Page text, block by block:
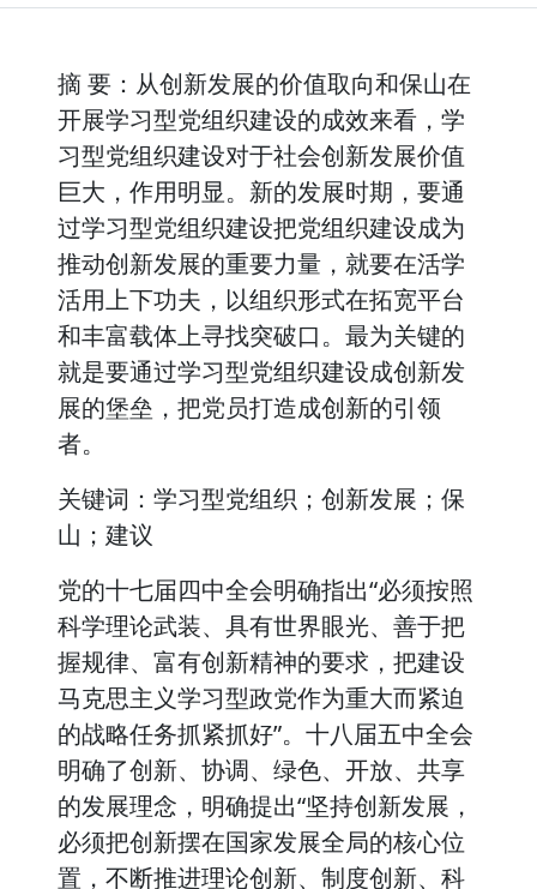
摘 要：从创新发展的价值取向和保山在
开展学习型党组织建设的成效来看，学
习型党组织建设对于社会创新发展价值
巨大，作用明显。新的发展时期，要通
过学习型党组织建设把党组织建设成为
推动创新发展的重要力量，就要在活学
活用上下功夫，以组织形式在拓宽平台
和丰富载体上寻找突破口。最为关键的
就是要通过学习型党组织建设成创新发
展的堡垒，把党员打造成创新的引领
者。
关键词：学习型党组织；创新发展；保
山；建议
党的十七届四中全会明确指出“必须按照
科学理论武装、具有世界眼光、善于把
握规律、富有创新精神的要求，把建设
马克思主义学习型政党作为重大而紧迫
的战略任务抓紧抓好”。十八届五中全会
明确了创新、协调、绿色、开放、共享
的发展理念，明确提出“坚持创新发展，
必须把创新摆在国家发展全局的核心位
置，不断推进理论创新、制度创新、科